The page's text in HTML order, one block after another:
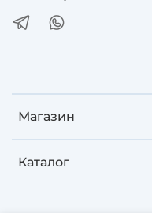
Магазин
Каталог